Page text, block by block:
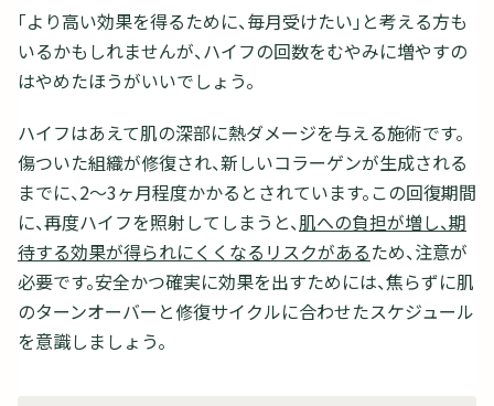
「より高い効果を得るために、毎月受けたい」と考える方も
いるかもしれませんが、ハイフの回数をむやみに増やすの
はやめたほうがいいでしょう。
ハイフはあえて肌の深部に熱ダメージを与える施術です。
傷ついた組織が修復され、新しいコラーゲンが生成される
までに、2〜3ヶ月程度かかるとされています。この回復期間
に、再度ハイフを照射してしまうと、肌への負担が増し、期
待する効果が得られにくくなるリスクがあるため、注意が
必要です。安全かつ確実に効果を出すためには、焦らずに肌
のターンオーバーと修復サイクルに合わせたスケジュール
を意識しましょう。